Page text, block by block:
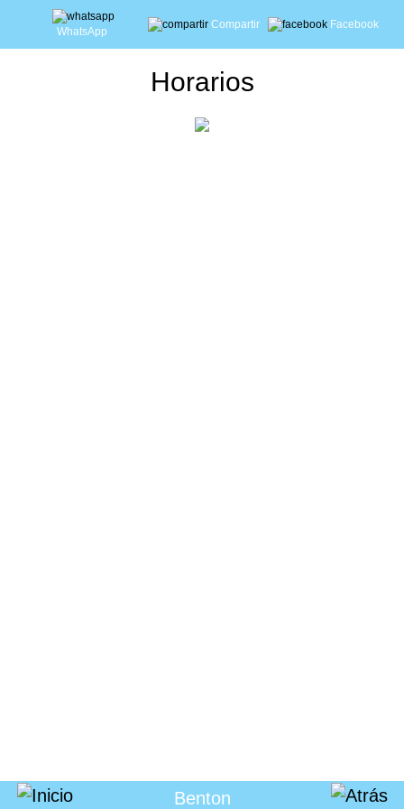
WhatsApp
Compartir Facebook
Horarios
Benton